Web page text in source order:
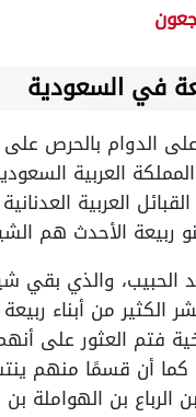
في السعودية
على الدوام بالحرص
العربية
العربية
الأحدث هم
الكثير من أبناء
فتم العثور على
أن قسمًا منهم
بن الرباع بن